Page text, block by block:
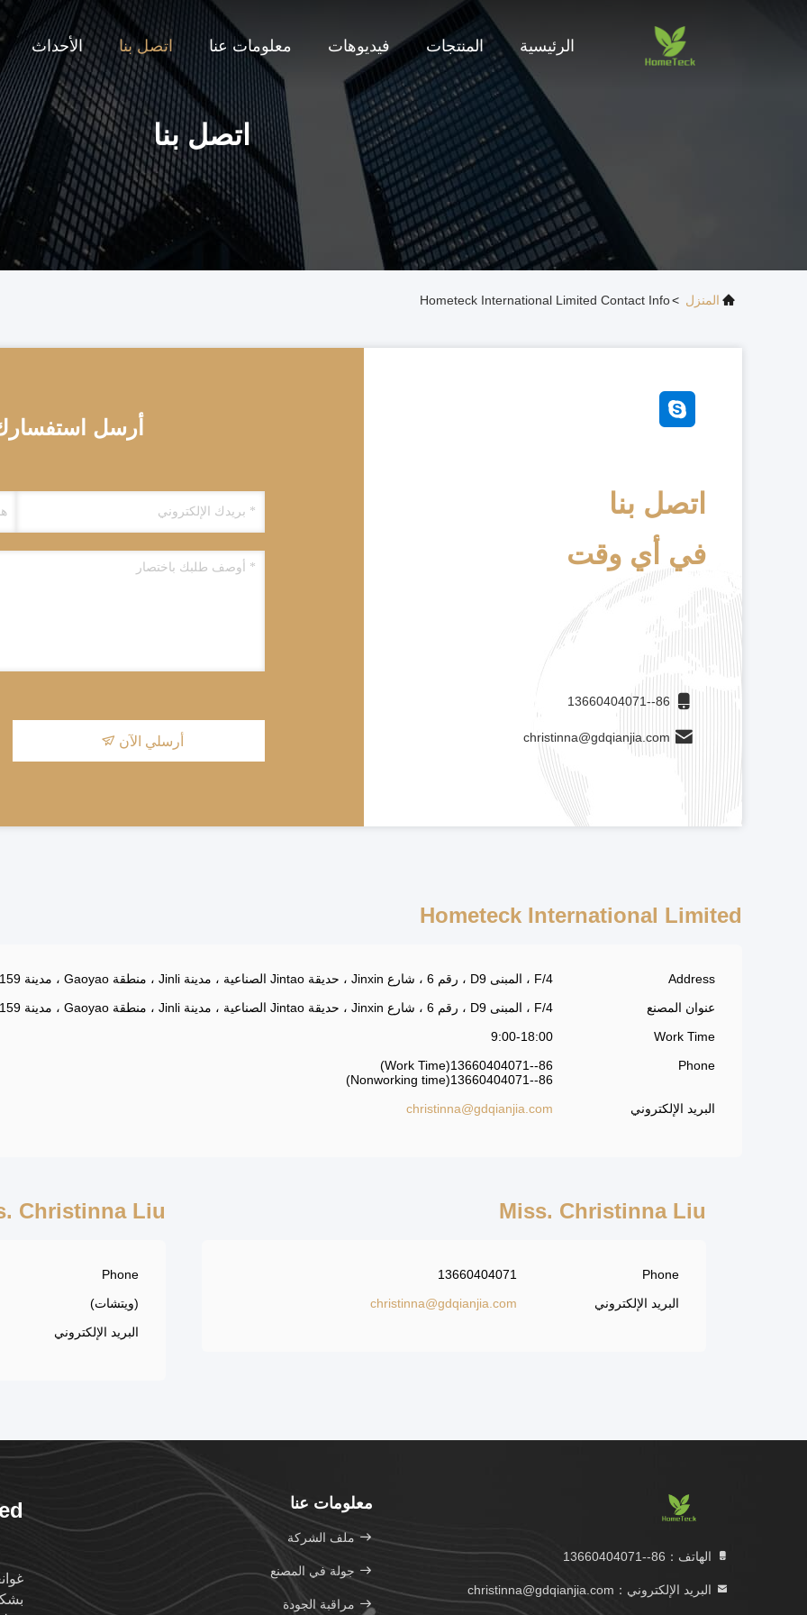
الرئيسية المنتجات فيديوهات معلومات عنا اتصل بنا الأحداث
اتصل بنا
المنزل >
Hometeck International Limited Contact Info
اتصل بنا
في أي وقت
86--13660404071
christinna@gdqianjia.com
أرسل
أرسلي الآن
Hometeck International Limited
Address
4/F ، المبنى D9 ، رقم 6 ، شارع Jinxin ، حديقة Jintao الصناعية ، مدينة Jinli ، منطقة Gaoyao ، مدينة Zhaoqing ، 529159
عنوان المصنع
4/F ، المبنى D9 ، رقم 6 ، شارع Jinxin ، حديقة Jintao الصناعية ، مدينة Jinli ، منطقة Gaoyao ، مدينة Zhaoqing ، 529159
Work Time
9:00-18:00
Phone
86--13660404071(Work Time)
86--13660404071(Nonworking time)
البريد الإلكتروني
christinna@gdqianjia.com
Miss. Christinna Liu
Phone
13660404071
البريد الإلكتروني
christinna@gdqianjia.com
Christinna Liu
Phone
(ويتشات)
البريد الإلكتروني
الهاتف：86--13660404071
البريد الإلكتروني：christinna@gdqianjia.com
معلومات عنا
ملف الشركة
جولة في المصنع
مراقبة الجودة